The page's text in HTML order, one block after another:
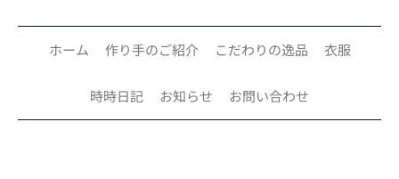
ホーム 作り手のご紹介 こだわりの逸品 衣服
時時日記 お知らせ お問い合わせ